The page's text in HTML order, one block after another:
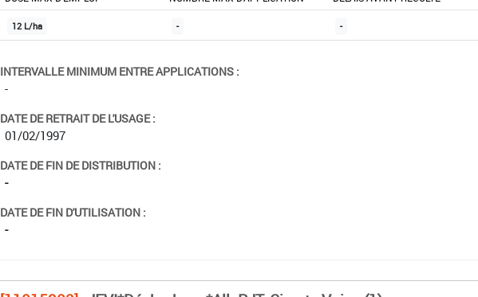
12 L/ha - -
INTERVALLE MINIMUM ENTRE APPLICATIONS :
-
DATE DE RETRAIT DE L'USAGE :
01/02/1997
DATE DE FIN DE DISTRIBUTION :
-
DATE DE FIN D'UTILISATION :
-